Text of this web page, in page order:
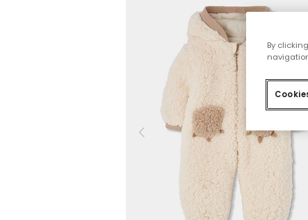
By